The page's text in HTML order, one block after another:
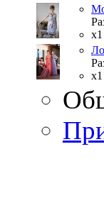
x1
x1